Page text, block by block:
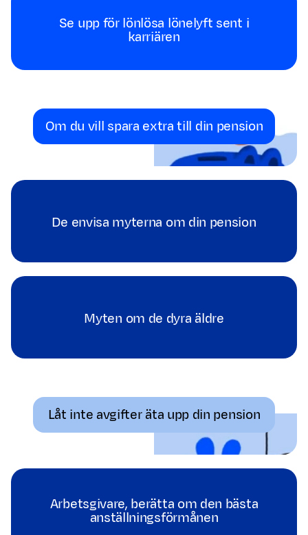
Se upp för lönlösa lönelyft sent i
karriären
Om du vill spara extra till din pension
De envisa myterna om din pension
Myten om de dyra äldre
Låt inte avgifter äta upp din pension
Arbetsgivare, berätta om den bästa
anställningsförmånen